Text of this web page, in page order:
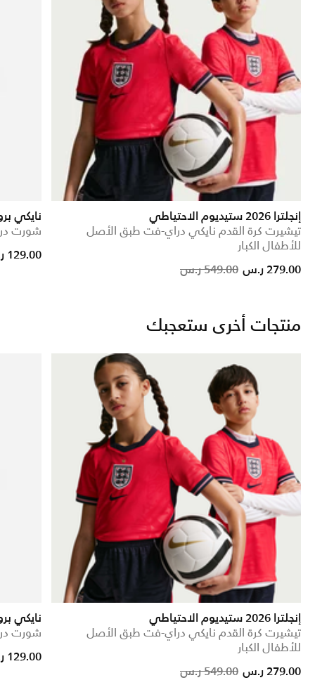
إنجلترا 2026 ستيديوم الاحتياطي
تيشيرت كرة القدم نايكي دراي-فت طبق الأصل
للأطفال الكبار
Price reduced from549.00 ر.س 279.00 ر.س
نايكي
شورت
reduced from
to
129.00 ر.س
منتجات أخرى ستعجبك
إنجلترا 2026 ستيديوم الاحتياطي
تيشيرت كرة القدم نايكي دراي-فت طبق الأصل
للأطفال الكبار
Price reduced from549.00 ر.س 279.00 ر.س
نايكي
شورت
reduced from
to
129.00 ر.س